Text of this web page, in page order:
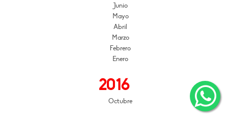
Junio
Mayo
Abril
Marzo
Febrero
Enero
2016
Octubre